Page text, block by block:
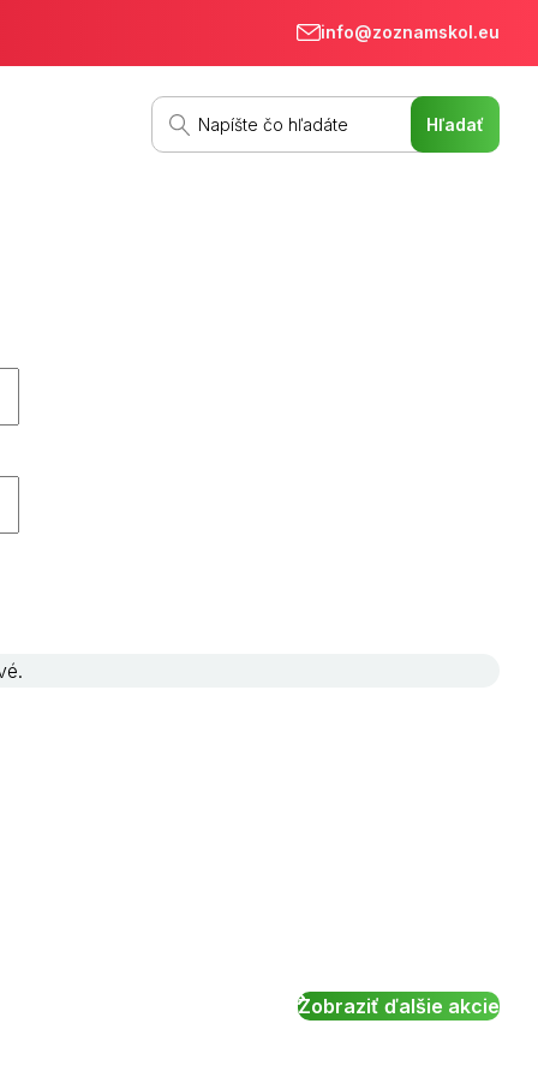
info@zoznamskol.eu
Zobraziť ďalšie akcie